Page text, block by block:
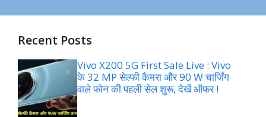
Recent Posts
Vivo X200 5G First Sale Live : Vivo
के 32 MP सेल्फी कैमरा और 90 W चार्जिंग
वाले फोन की पहली सेल शुरू, देखें ऑफर !